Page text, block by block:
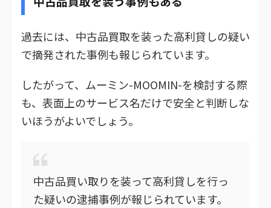
過去には、中古品買取を装った高利貸しの疑い
で摘発された事例も報じられています。
したがって、ムーミン-MOOMIN-を検討する際
も、表面上のサービス名だけで安全と判断しな
いほうがよいでしょう。
中古品買い取りを装って高利貸しを行っ
た疑いの逮捕事例が報じられています。